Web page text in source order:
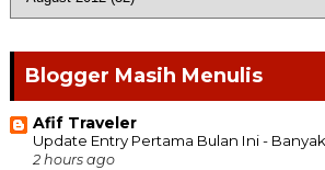
Blogger Masih Menulis
Afif Traveler
Update Entry Pertama Bulan Ini -
2 hours ago